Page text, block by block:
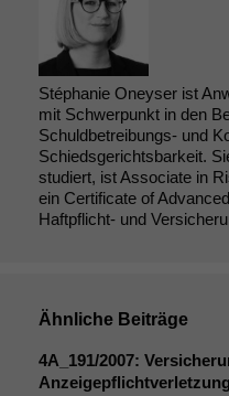
Stéphanie Oneyser ist
mit Schwerpunkt in den
Schuldbetreibungs- und
Schiedsgerichtsbarkeit.
studiert, ist Associate in
ein Certificate of
Haftpflicht- und
Ähnliche Beiträge
4A_191/2007:
Anzeigepflichtverletzung